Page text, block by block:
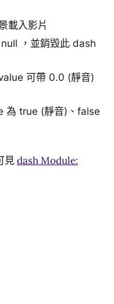
載入影片
，並銷毀此 dash
可帶 0.0 (靜音)
為 true (靜音)、false
見dash Module: